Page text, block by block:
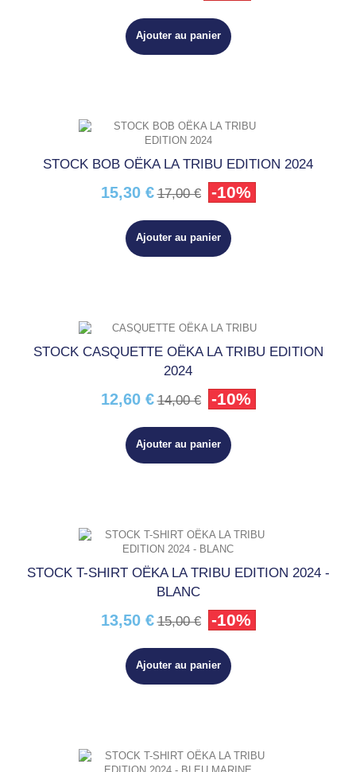
Ajouter au panier
STOCK BOB OËKA LA TRIBU EDITION 2024
15,30 € 17,00 € -10%
Ajouter au panier
STOCK CASQUETTE OËKA LA TRIBU EDITION
2024
12,60 € 14,00 € -10%
Ajouter au panier
STOCK T-SHIRT OËKA LA TRIBU EDITION 2024 -
BLANC
13,50 € 15,00 € -10%
Ajouter au panier